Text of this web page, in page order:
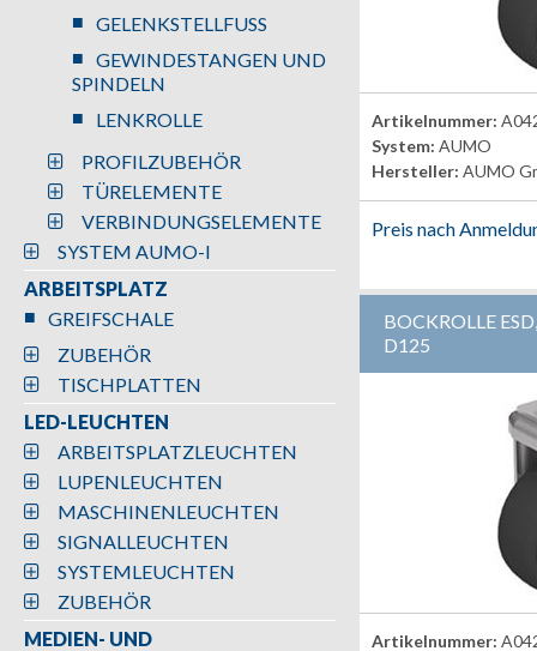
GELENKSTELLFUSS
GEWINDESTANGEN UND
SPINDELN
LENKROLLE
PROFILZUBEHÖR
TÜRELEMENTE
VERBINDUNGSELEMENTE
SYSTEM AUMO-I
ARBEITSPLATZ
GREIFSCHALE
ZUBEHÖR
TISCHPLATTEN
LED-LEUCHTEN
ARBEITSPLATZLEUCHTEN
LUPENLEUCHTEN
MASCHINENLEUCHTEN
SIGNALLEUCHTEN
SYSTEMLEUCHTEN
ZUBEHÖR
MEDIEN- UND
Artikelnummer:
System: AUMO
Hersteller: AUMO
Preis nach
BOCKROLLE
D125
Artikelnummer: